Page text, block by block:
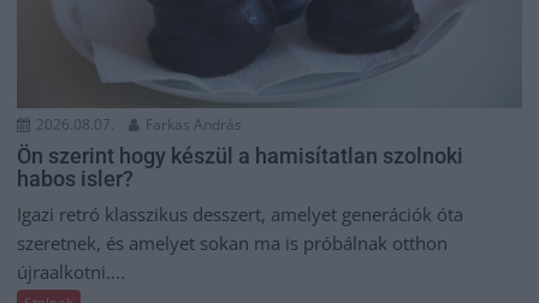
2026.08.07. Farkas András
Ön szerint hogy készül a hamisítatlan szolnoki
habos isler?
Igazi retró klasszikus desszert, amelyet generációk óta
szeretnek, és amelyet sokan ma is próbálnak otthon
újraalkotni....